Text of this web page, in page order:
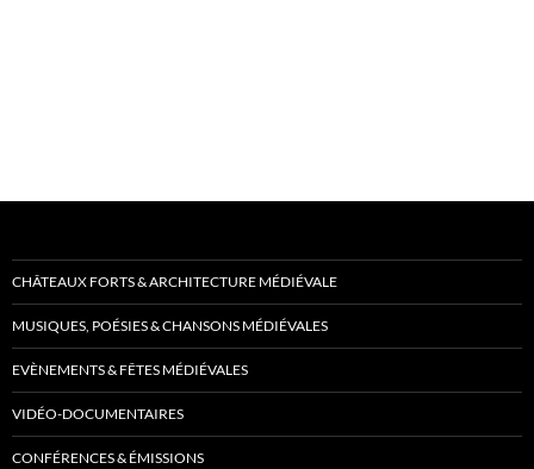
CHÂTEAUX FORTS & ARCHITECTURE MÉDIÉVALE
MUSIQUES, POÉSIES & CHANSONS MÉDIÉVALES
EVÈNEMENTS & FÊTES MÉDIÉVALES
VIDÉO-DOCUMENTAIRES
CONFÉRENCES & ÉMISSIONS